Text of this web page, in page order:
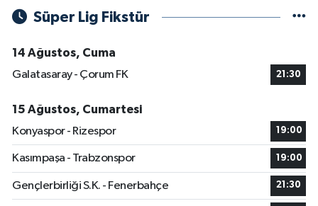
Süper Lig Fikstür
14 Ağustos, Cuma
Galatasaray - Çorum FK
21:30
15 Ağustos, Cumartesi
Konyaspor - Rizespor
19:00
Kasımpaşa - Trabzonspor 19:00
Gençlerbirliği S.K. - Fenerbahçe 21:30